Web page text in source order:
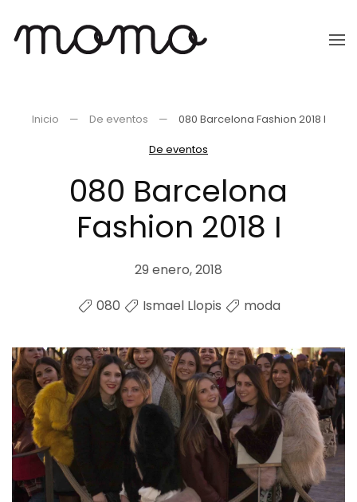
Ir
Inicio De eventos
080 Barcelona Fashion 2018 I
De eventos
080 Barcelona
Fashion 2018 I
29 enero, 2018
080
Ismael Llopis moda